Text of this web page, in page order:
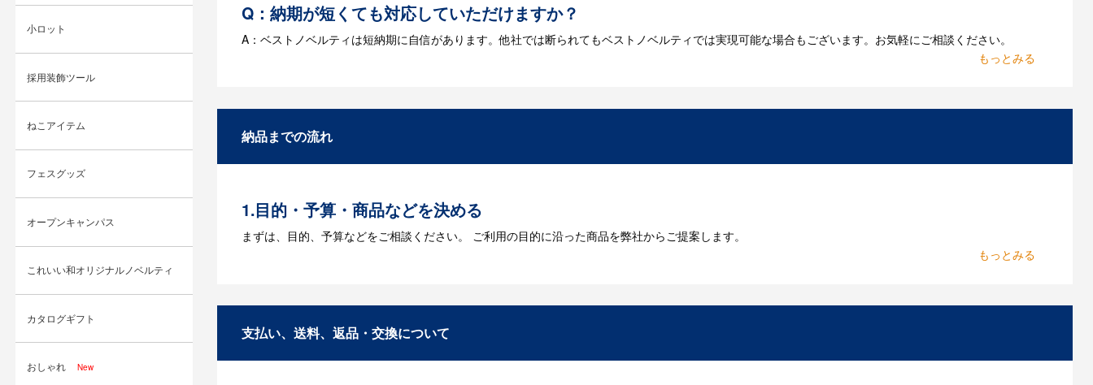
Q：納期が短くても対応していただけますか？
A：ベストノベルティは短納期に自信があります。他社では断られてもベストノベルティでは実現可能な場合もございます。お気軽にご相談ください。
納品までの流れ
1.目的・予算・商品などを決める
まずは、目的、予算などをご相談ください。 ご利用の目的に沿った商品を弊社からご提案します。
3.発注・データ入稿
お見積書を元に、製作が決定しましたら、ご注文書をお送りします。
支払い、送料、返品・交換について
小ロット
採用装飾ツール
ねこアイテム
フェスグッズ
オープンキャンパス
これいい和オリジナルノベルティ
カタログギフト
おしゃれ New